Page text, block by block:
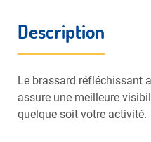
Description
Le brassard réfléchissant
assure une meilleure
quelque soit votre activité.